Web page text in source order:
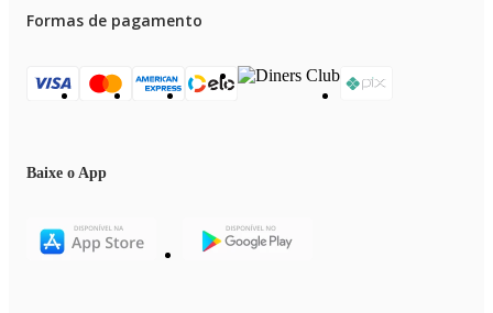
podendo sofrer alterações sem nenhum aviso prévio.
Garantia de 3 meses contra defeitos de fabricação de acordo com as
Formas de pagamento
Baixe o App